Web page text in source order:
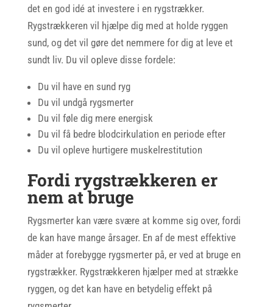
det en god idé at investere i en rygstrækker.
Rygstrækkeren vil hjælpe dig med at holde ryggen
sund, og det vil gøre det nemmere for dig at leve et
sundt liv. Du vil opleve disse fordele:
Du vil have en sund ryg
Du vil undgå rygsmerter
Du vil føle dig mere energisk
Du vil få bedre blodcirkulation en periode efter
Du vil opleve hurtigere muskelrestitution
Fordi rygstrækkeren er
nem at bruge
Rygsmerter kan være svære at komme sig over, fordi
de kan have mange årsager. En af de mest effektive
måder at forebygge rygsmerter på, er ved at bruge en
rygstrækker. Rygstrækkeren hjælper med at strække
ryggen, og det kan have en betydelig effekt på